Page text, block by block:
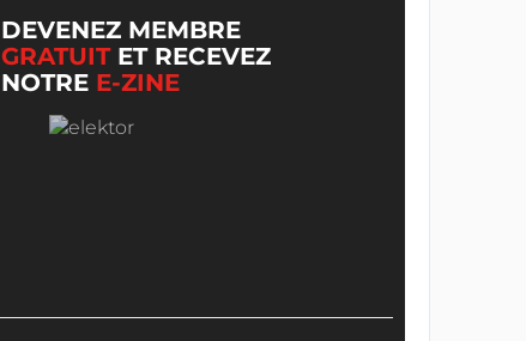
DEVENEZ MEMBRE
GRATUITET RECEVEZ
NOTRE E-ZINE